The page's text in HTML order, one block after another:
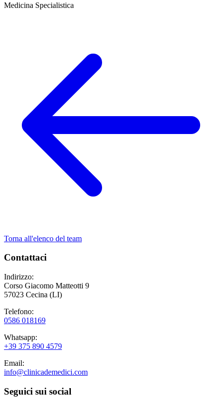
Medicina Specialistica
Torna all'elenco del team
Contattaci
Indirizzo:
Corso Giacomo Matteotti 9
57023 Cecina (LI)
Telefono:
0586 018169
Whatsapp:
+39 375 890 4579
Email:
info@clinicademedici.com
Seguici sui social